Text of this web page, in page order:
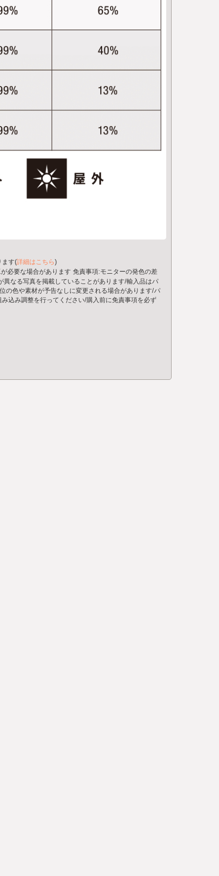
ます(詳細はこちら)
必要な場合があります 免責事項:モニターの発色の差
なる写真を掲載していることがあります/輸入品はパ
の色や素材が予告なしに変更される場合があります/パ
込み調整を行ってください/購入前に免責事項を必ず